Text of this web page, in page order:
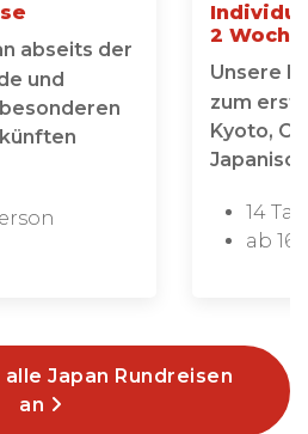
abseits der
und
2
Unsere
zum
Kyoto,
14
ab
Japan Rundreisen
an